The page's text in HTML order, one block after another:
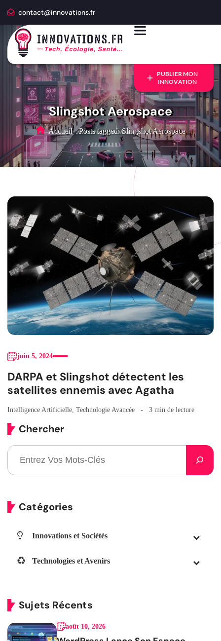
contact@innovations.fr
PUBLIER MON
INNOVATION
Slingshot Aerospace
Accueil - Posts tagged: Slingshot Aerospace
juin 5, 2024
DARPA et Slingshot détectent les
satellites ennemis avec Agatha
Intelligence Artificielle Technologie Avancée 3 min de lecture
Chercher
Catégories
Innovations et Sociétés
Technologies et Avenirs
Sujets Récents
août 10, 2026